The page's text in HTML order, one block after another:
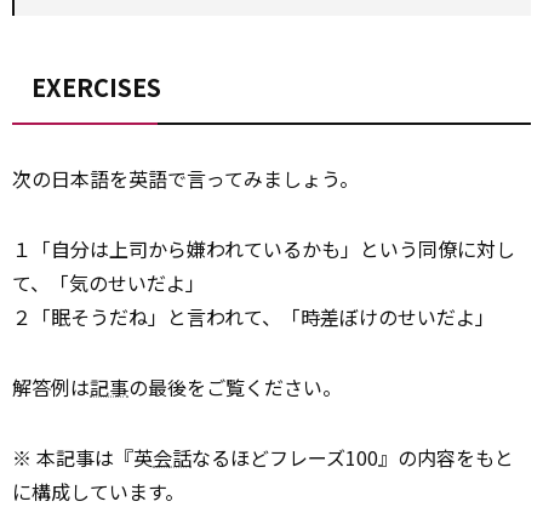
EXERCISES
次の日本語を英語で言ってみましょう。
１「自分は上司から嫌われているかも」という同僚に対し
て、「気のせいだよ」
２「眠そうだね」と言われて、「時差ぼけのせいだよ」
解答例は記事の最後をご覧ください。
※ 本記事は『英会話なるほどフレーズ100』の内容をもと
に構成しています。